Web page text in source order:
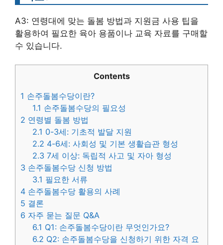
A3: 연령대에 맞는 돌봄 방법과 지원금 사용 팁을
활용하여 필요한 육아 용품이나 교육 자료를 구매할
수 있습니다.
Contents
1 손주돌봄수당이란?
1.1 손주돌봄수당의 필요성
2 연령별 돌봄 방법
2.1 0-3세: 기초적 발달 지원
2.2 4-6세: 사회성 및 기본 생활습관 형성
2.3 7세 이상: 독립적 사고 및 자아 형성
3 손주돌봄수당 신청 방법
3.1 필요한 서류
4 손주돌봄수당 활용의 사례
5 결론
6 자주 묻는 질문 Q&A
6.1 Q1: 손주돌봄수당이란 무엇인가요?
6.2 Q2: 손주돌봄수당을 신청하기 위한 자격 요